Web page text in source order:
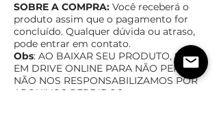
SOBRE A COMPRA: Você receberá o
produto assim que o pagamento for
concluído. Qualquer dúvida ou atraso,
pode entrar em contato.
Obs: AO BAIXAR SEU PRODUTO, SALVE
EM DRIVE ONLINE PARA NÃO PERDER,
NÃO NOS RESPONSABILIZAMOS POR
ARQUIVOS PERDIDOS